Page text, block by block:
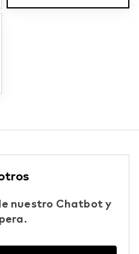
nuestro Chatbot y